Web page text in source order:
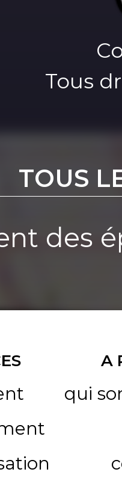
Tous
TOUS
des
A
qui